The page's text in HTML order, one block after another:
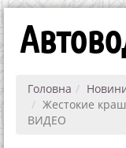
Головна
Жестокие
ВИДЕО